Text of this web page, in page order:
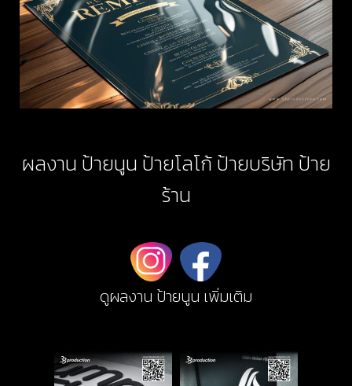
ผลงาน ป้ายนูน ป้ายโลโก้ ป้ายบริษัท ป้าย
ร้าน
ดูผลงาน ป้ายนูน เพิ่มเติม